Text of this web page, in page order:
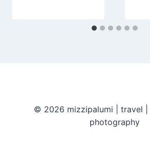
© 2026 mizzipalumi | travel
photography